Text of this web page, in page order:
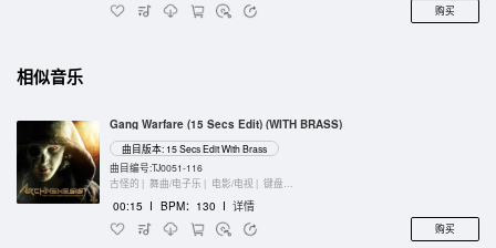
购买
相似音乐
Gang Warfare (15 Secs Edit) (WITH BRASS)
曲目版本: 15 Secs Edit With Brass
曲目编号:TJ0051-116
古怪的 | 舞曲/电子乐 | 电影/电视 | 键盘乐器
00:15 I BPM：130 I 详情
购买